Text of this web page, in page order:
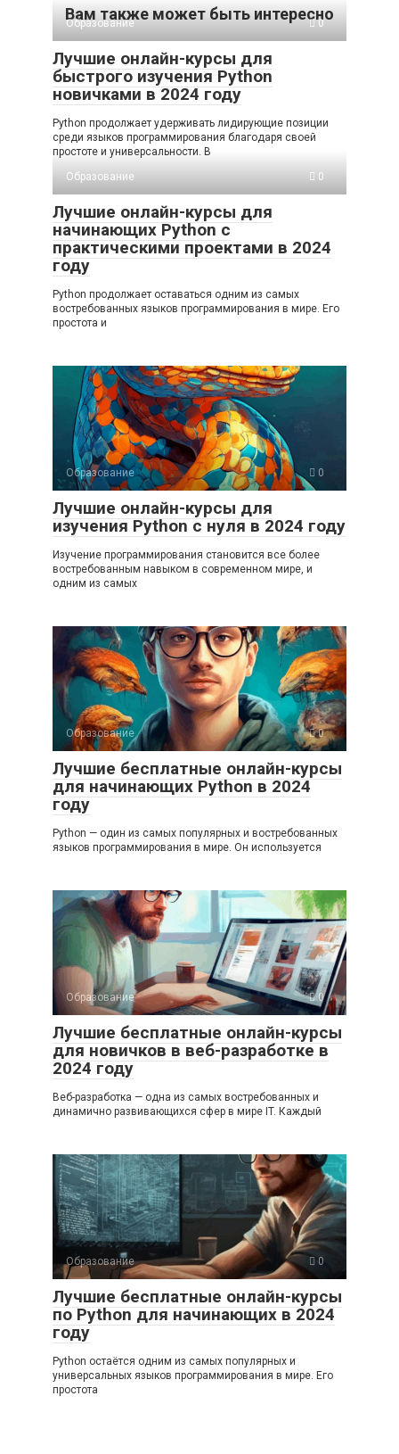
Вам также может быть интересно
Образование 0
Лучшие онлайн-курсы для
быстрого изучения Python
новичками в 2024 году
Python продолжает удерживать лидирующие позиции
среди языков программирования благодаря своей
простоте и универсальности. В
Образование
0
Лучшие онлайн-курсы для
начинающих Python с
практическими проектами в 2024
году
Python продолжает оставаться одним из самых
востребованных языков программирования в мире. Его
простота и
Образование 0
Лучшие онлайн-курсы для
изучения Python с нуля в 2024 году
Изучение программирования становится все более
востребованным навыком в современном мире, и
одним из самых
Образование 0
Лучшие бесплатные онлайн-курсы
для начинающих Python в 2024
году
Python — один из самых популярных и востребованных
языков программирования в мире. Он используется
Образование 0
Лучшие бесплатные онлайн-курсы
для новичков в веб-разработке в
2024 году
Веб-разработка — одна из самых востребованных и
динамично развивающихся сфер в мире IT. Каждый
Образование 0
Лучшие бесплатные онлайн-курсы
по Python для начинающих в 2024
году
Python остаётся одним из самых популярных и
универсальных языков программирования в мире. Его
простота